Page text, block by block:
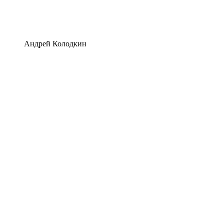
Андрей Колодкин